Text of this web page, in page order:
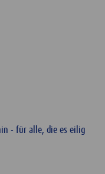
- für alle, die es eilig